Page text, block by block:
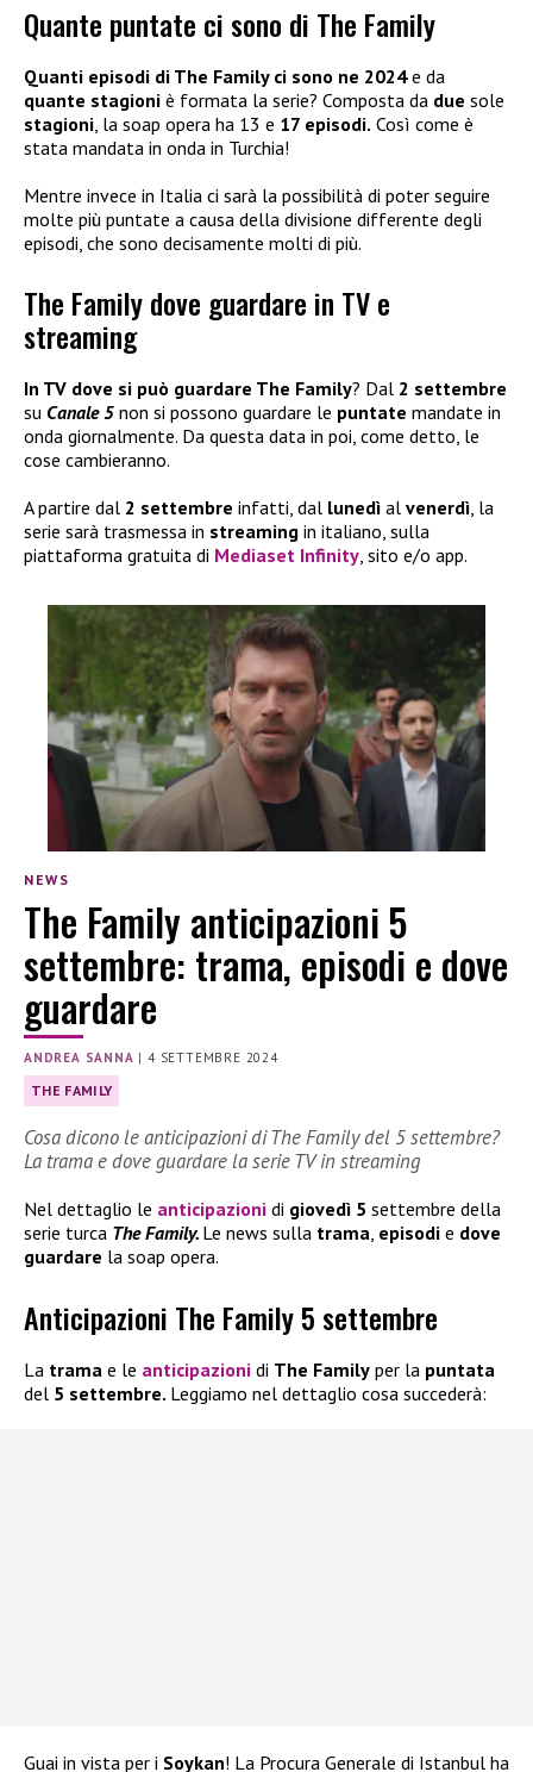
Quante puntate ci sono di The Family
Quanti episodi di The Family ci sono ne 2024e da
quante stagioni è formata la serie? Composta da due sole
stagioni , la soap opera ha 13 e 17 episodi. Così come è
stata mandata in onda in Turchia!
Mentre invece in Italia ci sarà la possibilità di poter seguire
molte più puntate a causa della divisione differente degli
episodi, che sono decisamente molti di più.
The Family dove guardare in TV e
streaming
In TV dove si può guardare The Family? Dal 2 settembre
su Canale 5 non si possono guardare le puntate mandate in
onda giornalmente. Da questa data in poi, come detto, le
cose cambieranno.
A partire dal 2 settembre infatti, dal lunedì al venerdì, la
serie sarà trasmessa in streaming in italiano, sulla
piattaforma gratuita di Mediaset Infinity, sito e/o app.
NEWS
The Family anticipazioni 5
settembre: trama, episodi e dove
guardare
ANDREA SANNA |4 SETTEMBRE 2024
THE FAMILY
Cosa dicono le anticipazioni di The Family del 5 settembre?
La trama e dove guardare la serie TV in streaming
Nel dettaglio le anticipazioni di giovedì 5 settembre della
serie turca The Family. Le news sulla trama, episodi e dove
guardare la soap opera.
Anticipazioni The Family 5 settembre
La trama e le anticipazioni di The Family per la puntata
del 5 settembre. Leggiamo nel dettaglio cosa succederà:
Guai in vista per i Soykan! La Procura Generale di Istanbul ha